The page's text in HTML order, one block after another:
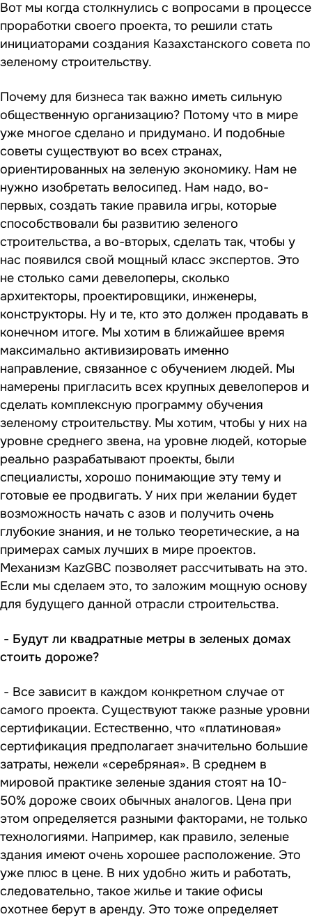
Вот мы когда столкнулись с вопросами в процессе
проработки своего проекта, то решили стать
инициаторами создания Казахстанского совета по
зеленому строительству.
Почему для бизнеса так важно иметь сильную
общественную организацию? Потому что в мире
уже многое сделано и придумано. И подобные
советы существуют во всех странах,
ориентированных на зеленую экономику. Нам не
нужно изобретать велосипед. Нам надо, во-
первых, создать такие правила игры, которые
способствовали бы развитию зеленого
строительства, а во-вторых, сделать так, чтобы у
нас появился свой мощный класс экспертов. Это
не столько сами девелоперы, сколько
архитекторы, проектировщики, инженеры,
конструкторы. Ну и те, кто это должен продавать в
конечном итоге. Мы хотим в ближайшее время
максимально активизировать именно
направление, связанное с обучением людей. Мы
намерены пригласить всех крупных девелоперов и
сделать комплексную программу обучения
зеленому строительству. Мы хотим, чтобы у них на
уровне среднего звена, на уровне людей, которые
реально разрабатывают проекты, были
специалисты, хорошо понимающие эту тему и
готовые ее продвигать. У них при желании будет
возможность начать с азов и получить очень
глубокие знания, и не только теоретические, а на
примерах самых лучших в мире проектов.
Механизм KazGBC позволяет рассчитывать на это.
Если мы сделаем это, то заложим мощную основу
для будущего данной отрасли строительства.
- Будут ли квадратные метры в зеленых домах
стоить дороже?
- Все зависит в каждом конкретном случае от
самого проекта. Существуют также разные уровни
сертификации. Естественно, что «платиновая»
сертификация предполагает значительно большие
затраты, нежели «серебряная». В среднем в
мировой практике зеленые здания стоят на 10-
50% дороже своих обычных аналогов. Цена при
этом определяется разными факторами, не только
технологиями. Например, как правило, зеленые
здания имеют очень хорошее расположение. Это
уже плюс в цене. В них удобно жить и работать,
следовательно, такое жилье и такие офисы
охотнее берут в аренду. Это тоже определяет